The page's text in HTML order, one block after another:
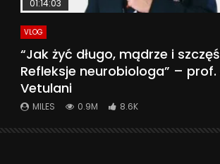
01:14:03
VLOG
“Jak żyć długo, mądrze i
Refleksje neurobiologa” – prof.
Vetulani
MILES 0.9M 8.6K